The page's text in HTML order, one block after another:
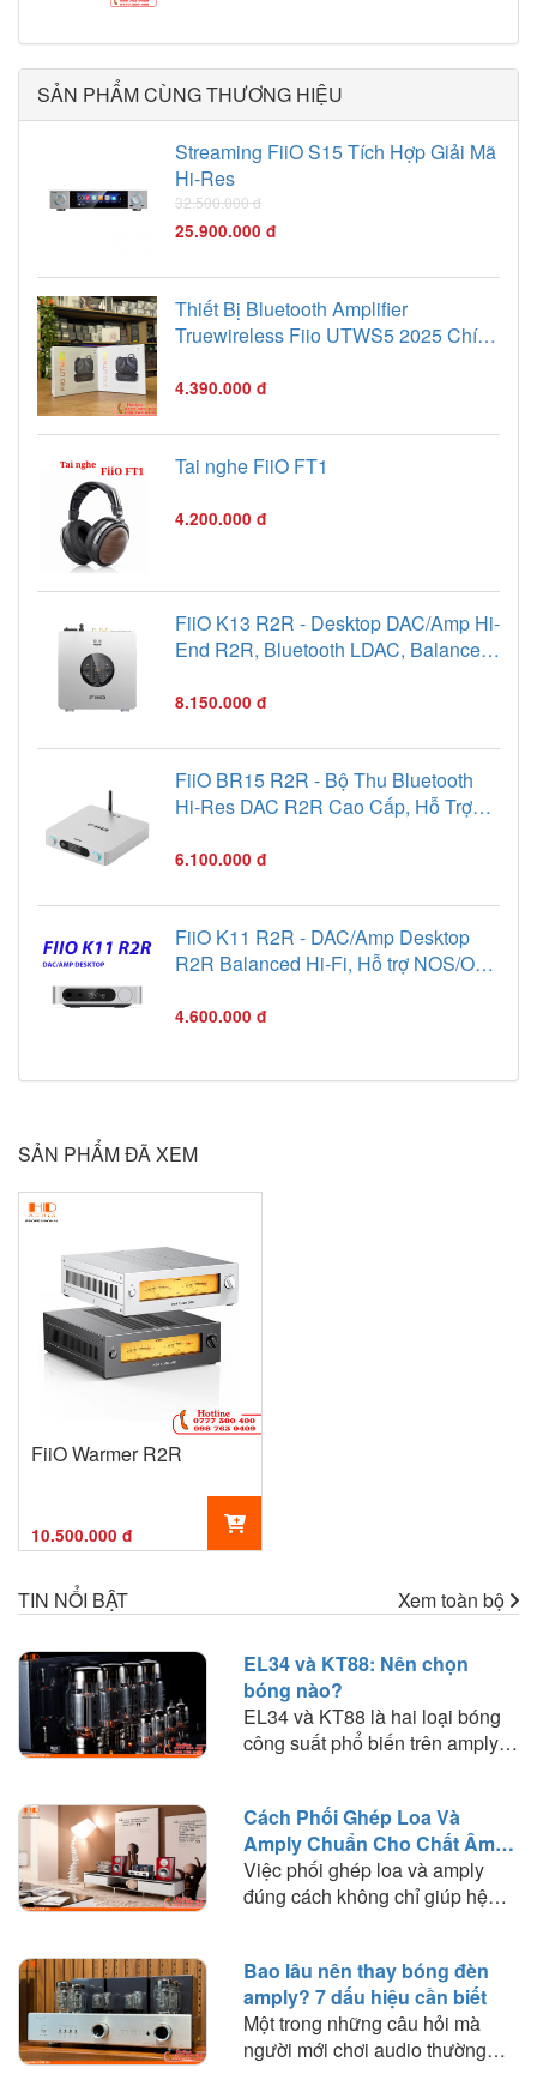
SẢN PHẨM CÙNG THƯƠNG HIỆU
Streaming FiiO S15 Tích Hợp Giải Mã
Hi-Res
32.500.000 đ
25.900.000 đ
Thiết Bị Bluetooth Amplifier
Truewireless Fiio UTWS5 2025 Chính
4.390.000 đ
Tai nghe FiiO FT1
4.200.000 đ
FiiO K13 R2R - Desktop DAC/Amp Hi-
End R2R, Bluetooth LDAC, Balanced
8.150.000 đ
FiiO BR15 R2R - Bộ Thu Bluetooth
Hi-Res DAC R2R Cao Cấp, Hỗ Trợ
6.100.000 đ
FiiO K11 R2R - DAC/Amp Desktop
R2R Balanced Hi-Fi, Hỗ trợ NOS/OS,
4.600.000 đ
SẢN PHẨM ĐÃ XEM
FiiO Warmer R2R
10.500.000 đ
TIN NỔI BẬT Xem toàn bộ
EL34 và KT88: Nên chọn
bóng nào?
EL34 và KT88 là hai loại bóng
công suất phổ biến trên amply
phối ghép và lựa chọn loại bóng
phù hợp với nhu cầu nghe
nhạc.
Cách Phối Ghép Loa Và
Amply Chuẩn Cho Chất Âm
Hay
Việc phối ghép loa và amply
đúng cách không chỉ giúp hệ
thanh mà bạn trải nghiệm. Trong
bài viết này, HD Audio sẽ chia
sẻ những nguyên tắc quan trọng
và kinh nghiệm thực tế giúp bạn
Bao lâu nên thay bóng đèn
amply? 7 dấu hiệu cần biết
Một trong những câu hỏi mà
người mới chơi audio thường